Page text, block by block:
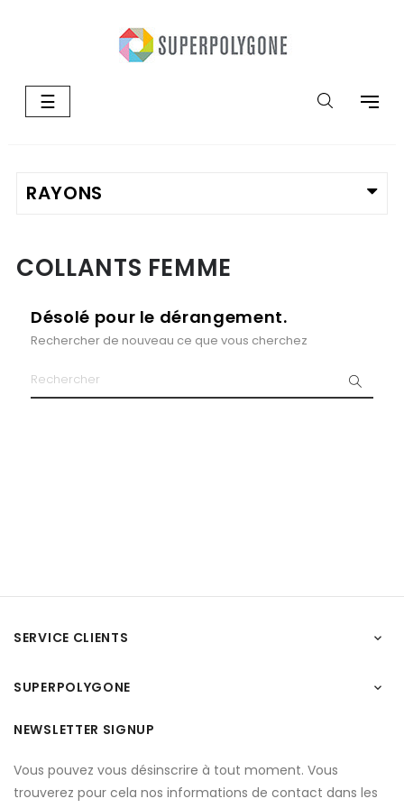
Basculer
la
☰
COLLANTS FEMME
Désolé pour le dérangement.
Rechercher de nouveau ce que vous cherchez
SERVICE CLIENTS 
SUPERPOLYGONE 
NEWSLETTER SIGNUP
Vous pouvez vous désinscrire à tout moment. Vous
trouverez pour cela nos informations de contact dans les